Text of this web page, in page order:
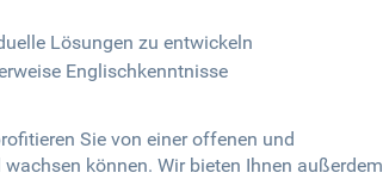
Lösungen zu entwickeln
Englischkenntnisse
Sie von einer offenen und
können. Wir bieten Ihnen außerdem